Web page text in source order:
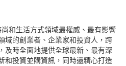
和生活方式領域最權威、最有影響
域的創業者、企業家和投資人，跨
及時全面地提供全球最新、最有深
和投資並購資訊，同時還精心打造